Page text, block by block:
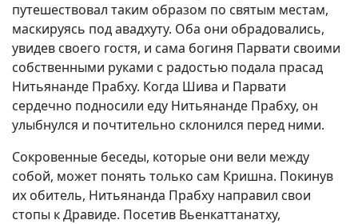
путешествовал таким образом по святым местам,
маскируясь под авадхуту. Оба они обрадовались,
увидев своего гостя, и сама богиня Парвати своими
собственными руками с радостью подала прасад
Нитьянанде Прабху. Когда Шива и Парвати
сердечно подносили еду Нитьянанде Прабху, он
улыбнулся и почтительно склонился перед ними.
Сокровенные беседы, которые они вели между
собой, может понять только сам Кришна. Покинув
их обитель, Нитьянанда Прабху направил свои
стопы к Дравиде. Посетив Вьенкаттанатху,